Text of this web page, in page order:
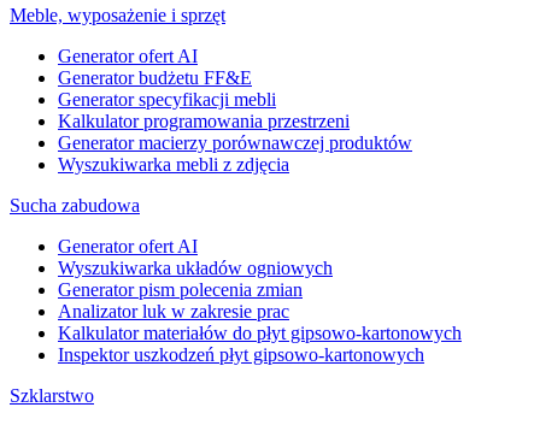
Meble, wyposażenie i sprzęt
Generator ofert AI
Generator budżetu FF&E
Generator specyfikacji mebli
Kalkulator programowania przestrzeni
Generator macierzy porównawczej produktów
Wyszukiwarka mebli z zdjęcia
Sucha zabudowa
Generator ofert AI
Wyszukiwarka układów ogniowych
Generator pism polecenia zmian
Analizator luk w zakresie prac
Kalkulator materiałów do płyt gipsowo-kartonowych
Inspektor uszkodzeń płyt gipsowo-kartonowych
Szklarstwo